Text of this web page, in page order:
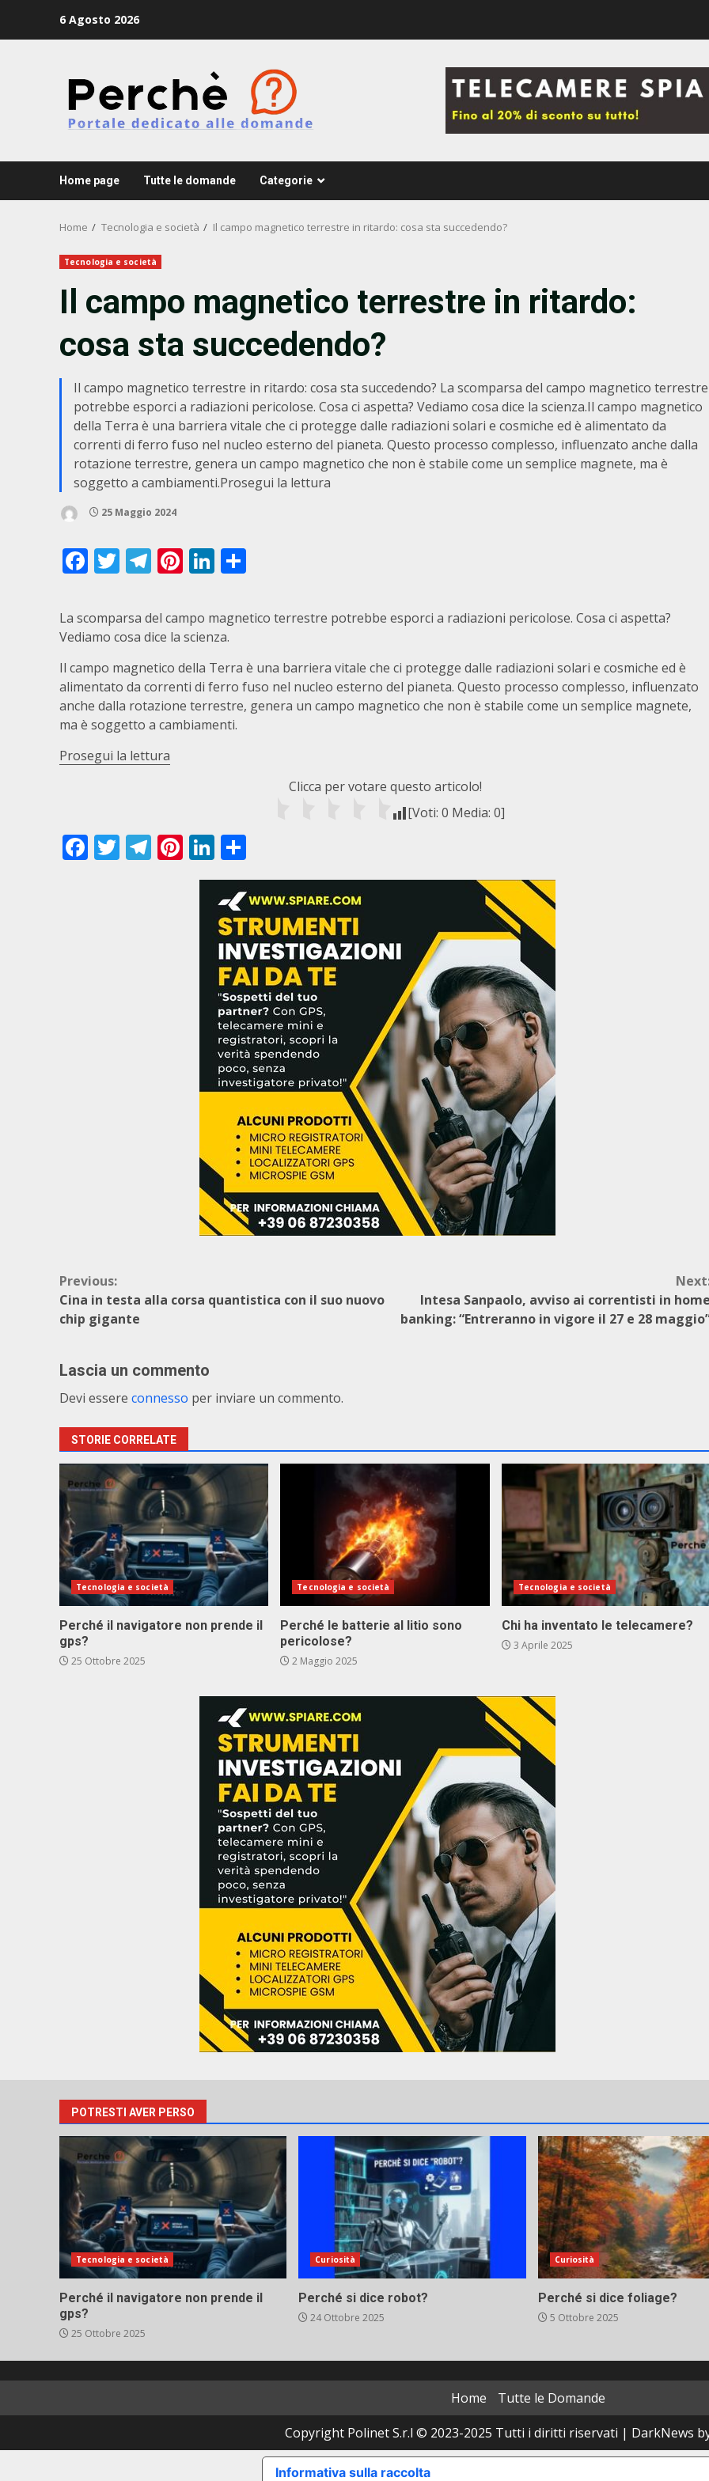
6 Agosto 2026
Home page Tutte le domande Categorie
Home Tecnologia e società Il campo magnetico terrestre in ritardo: cosa sta succedendo?
Tecnologia e società
Il campo magnetico terrestre in ritardo:
cosa sta succedendo?
Il campo magnetico terrestre in ritardo: cosa sta succedendo? La scomparsa del campo magnetico terrestre
potrebbe esporci a radiazioni pericolose. Cosa ci aspetta? Vediamo cosa dice la scienza.Il campo magnetico
della Terra è una barriera vitale che ci protegge dalle radiazioni solari e cosmiche ed è alimentato da
correnti di ferro fuso nel nucleo esterno del pianeta. Questo processo complesso, influenzato anche dalla
rotazione terrestre, genera un campo magnetico che non è stabile come un semplice magnete, ma è
soggetto a cambiamenti.Prosegui la lettura
25 Maggio 2024
Facebook
Twitter
Telegram
Pinterest
LinkedIn
La scomparsa del campo magnetico terrestre potrebbe esporci a radiazioni pericolose. Cosa ci aspetta?
Vediamo cosa dice la scienza.
Il campo magnetico della Terra è una barriera vitale che ci protegge dalle radiazioni solari e cosmiche ed è
alimentato da correnti di ferro fuso nel nucleo esterno del pianeta. Questo processo complesso, influenzato
anche dalla rotazione terrestre, genera un campo magnetico che non è stabile come un semplice magnete,
ma è soggetto a cambiamenti.
Prosegui la lettura
Clicca per votare questo articolo!
[Voti:0 Media:0]
Facebook
Twitter
Telegram
Pinterest
LinkedIn
Continue
Reading
Previous:
Cina in testa alla corsa quantistica con il suo nuovo
chip gigante
Intesa Sanpaolo, avviso ai correntisti in home
banking: “Entreranno in vigore il 27 e 28
Lascia un commento
Devi essere connesso per inviare un commento.
STORIE CORRELATE
Tecnologia e società
Perché il navigatore non prende il
gps?
25 Ottobre 2025
Tecnologia e società
Perché le batterie al litio sono
pericolose?
2 Maggio 2025
Tecnologia e società
Chi ha inventato le telecamere?
3 Aprile 2025
POTRESTI AVER PERSO
Tecnologia e società
Perché il navigatore non prende il
gps?
25 Ottobre 2025
Curiosità
Perché si dice robot?
24 Ottobre 2025
Curiosità
Perché si dice foliage?
5 Ottobre 2025
Home
Tutte le Domande
Copyright Polinet S.r.l © 2023-2025 Tutti i diritti riservati | DarkNews
Informativa sulla raccolta